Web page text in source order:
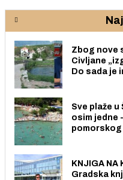
Zbog nove
Civljane
Do sada je
Sve plaže
osim jedne
KNJIGA NA
Gradska